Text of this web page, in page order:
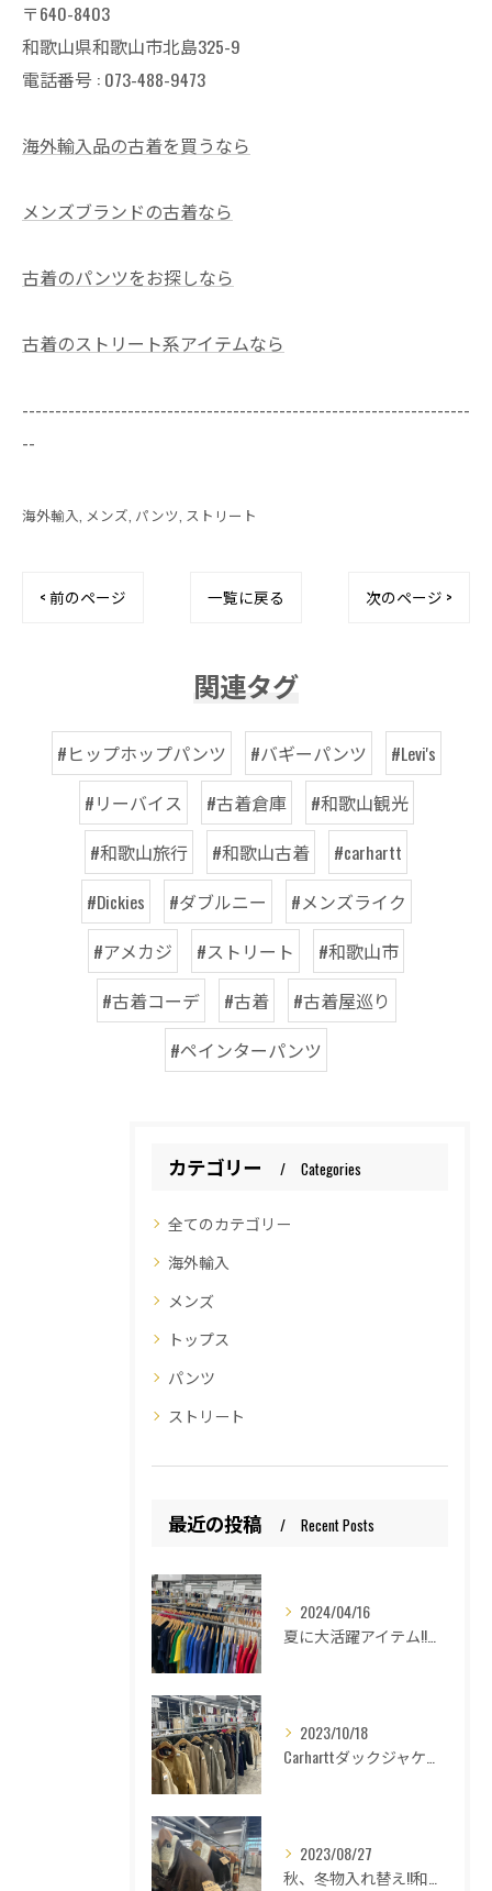
〒640-8403
和歌山県和歌山市北島325-9
電話番号 : 073-488-9473
海外輸入品の古着を買うなら
メンズブランドの古着なら
古着のパンツをお探しなら
古着のストリート系アイテムなら
--------------------------------------------------------------------
--
海外輸入 メンズ パンツ ストリート
< 前のページ 一覧に戻る 次のページ >
関連タグ
#ヒップホップパンツ #バギーパンツ
#Levi's
#リーバイス
#古着倉庫
#和歌山観光
#和歌山旅行
#和歌山古着
#carhartt
#Dickies
#ダブルニー
#メンズライク
#アメカジ
#ストリート
#和歌山市
#古着コーデ
#古着
#古着屋巡り
#ペインターパンツ
カテゴリー Categories
全てのカテゴリー
海外輸入
メンズ
トップス
パンツ
ストリート
最近の投稿 Recent Posts
2024/04/16
夏に大活躍アイテム!!和歌山古着倉庫Lucido Bell （ルシードベル）
2023/10/18
Carharttダックジャケットの種類紹介！和歌山古着倉庫Lucido Bell(ルシードベル)
2023/08/27
秋、冬物入れ替え!!和歌山古着倉庫Lucido Bell （ルシードベル）